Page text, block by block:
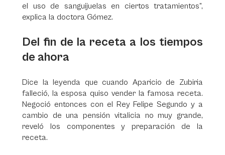
el uso de sanguijuelas en ciertos tratamientos”,
explica la doctora Gómez.
Del fin de la receta a los tiempos
de ahora
Dice la leyenda que cuando Aparicio de Zubiria
falleció, la esposa quiso vender la famosa receta.
Negoció entonces con el Rey Felipe Segundo y a
cambio de una pensión vitalicia no muy grande,
reveló los componentes y preparación de la
receta.